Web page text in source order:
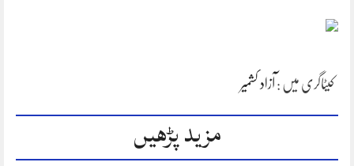
کیٹاگری میں : آزاد کشمیر
مزید پڑھیں